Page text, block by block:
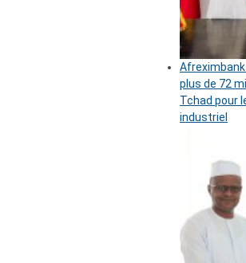
plus de 72
Tchad pour
industriel